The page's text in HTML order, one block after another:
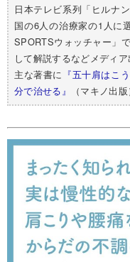
日本テレビ系列「ヒルナ
国の6人の治療家の1人に
SPORTSウォッチャー」
して解説するなどメディア
主な著書に 『五十肩はこ
分で治せる』
（マキノ出